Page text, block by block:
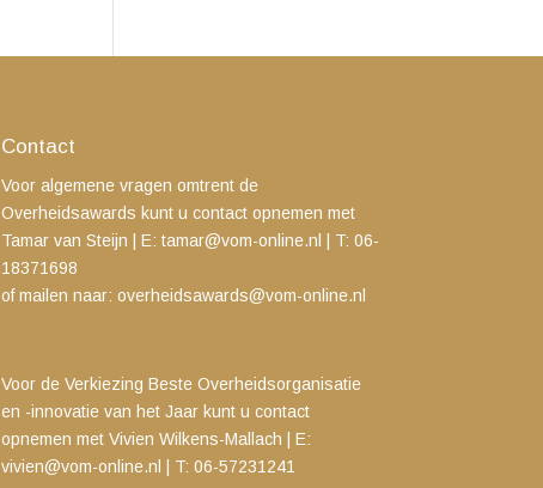
Contact
Voor algemene vragen omtrent de
Overheidsawards kunt u contact opnemen met
Tamar van Steijn | E: tamar@vom-online.nl
T: 06-
18371698
of mailen naar: overheidsawards@vom-online.nl
Voor de Verkiezing Beste Overheidsorganisatie
en -innovatie van het Jaar kunt u contact
opnemen met Vivien Wilkens-Mallach | E:
vivien@vom-online.nl
T: 06-57231241